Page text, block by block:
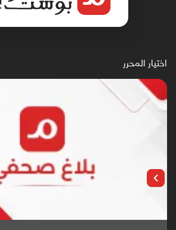
اختيار المحرر